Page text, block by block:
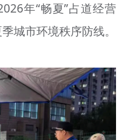
+
年“畅夏”占道经营
城市环境秩序防线。